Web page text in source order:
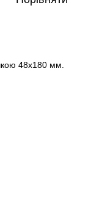
48x180 мм.